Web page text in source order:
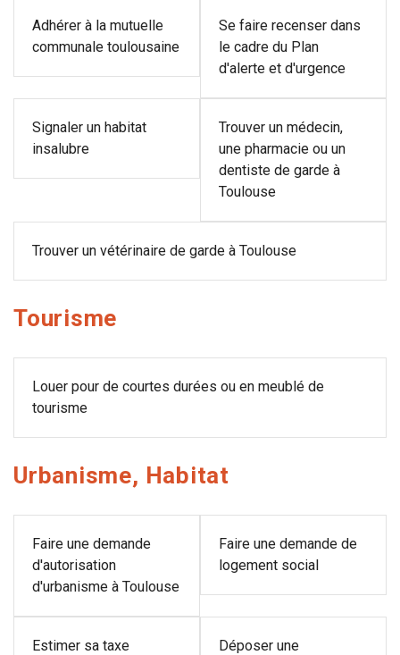
Adhérer à la mutuelle
communale toulousaine
Se faire recenser dans
le cadre du Plan
d'alerte et d'urgence
Signaler un habitat
insalubre
Trouver un médecin,
une pharmacie ou un
dentiste de garde à
Toulouse
Trouver un vétérinaire de garde à Toulouse
Tourisme
Louer pour de courtes durées ou en meublé de
tourisme
Urbanisme, Habitat
Faire une demande
d'autorisation
d'urbanisme à Toulouse
Faire une demande de
logement social
Estimer sa taxe
Déposer une